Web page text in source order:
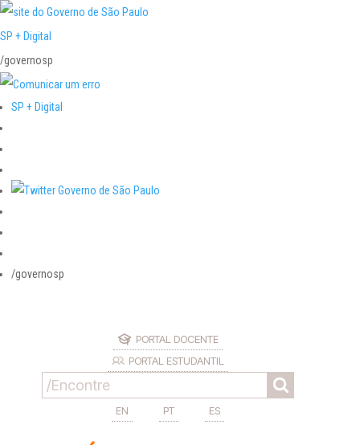
SP + Digital
/governosp
SP + Digital
/governosp
PORTAL DOCENTE
PORTAL ESTUDANTIL
EN PT ES